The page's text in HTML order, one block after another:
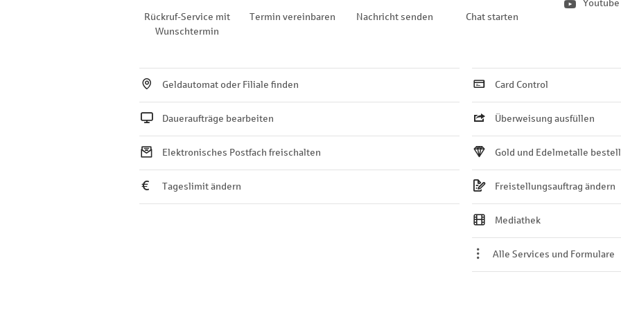
Rückruf-Service mit
Wunschtermin
Termin vereinbaren Nachricht senden Chat starten
Youtube
Geldautomat oder Filiale finden
Daueraufträge bearbeiten
Elektronisches Postfach freischalten
Tageslimit ändern
Card Control
Überweisung ausfüllen
Gold und Edelmetalle
Freistellungsauftrag ändern
Mediathek
Alle Services und Formulare